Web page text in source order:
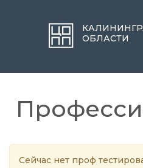
ОБЛАСТИ
Сейчас нет проф